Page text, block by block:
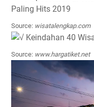
Source: wisatalengkap.com
Source: www.hargatiket.net